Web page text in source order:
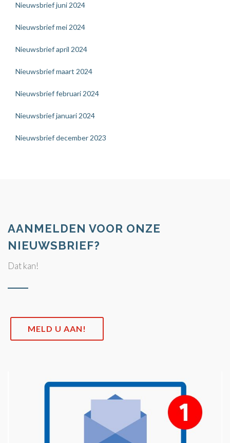
Nieuwsbrief juni 2024
Nieuwsbrief mei 2024
Nieuwsbrief april 2024
Nieuwsbrief maart 2024
Nieuwsbrief februari 2024
Nieuwsbrief januari 2024
Nieuwsbrief december 2023
AANMELDEN VOOR ONZE
NIEUWSBRIEF?
Dat kan!
MELD U AAN!